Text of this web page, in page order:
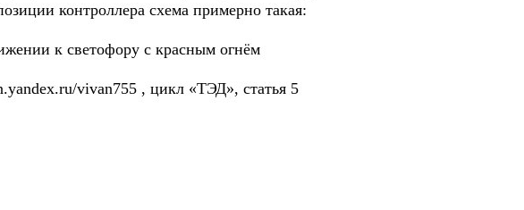
контроллера схема примерно такая:
к светофору с красным огнём
vivan755 , цикл «ТЭД», статья 5